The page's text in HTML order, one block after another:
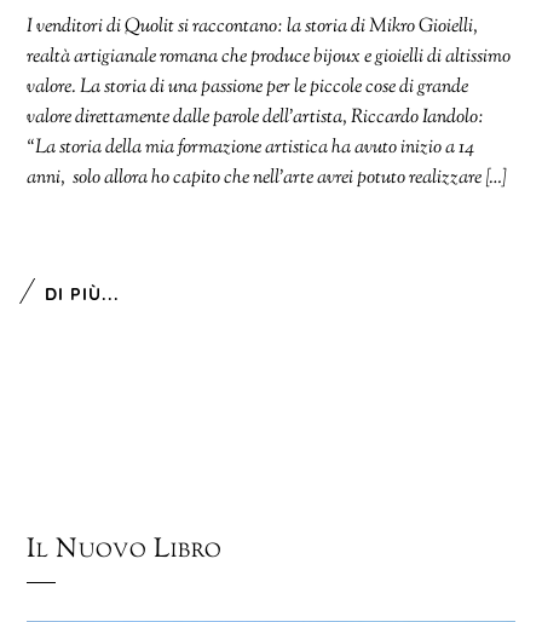
I venditori di Quolit si raccontano: la storia di Mikro Gioielli,
realtà artigianale romana che produce bijoux e gioielli di altissimo
valore. La storia di una passione per le piccole cose di grande
valore direttamente dalle parole dell’artista, Riccardo Iandolo:
“La storia della mia formazione artistica ha avuto inizio a 14
anni, solo allora ho capito che nell’arte avrei potuto realizzare […]
DI PIÙ...
Il Nuovo Libro